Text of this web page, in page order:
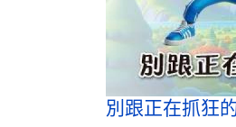
別跟正在抓狂